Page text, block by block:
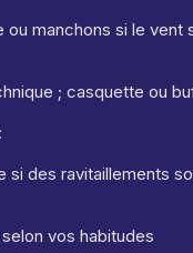
manchons si le vent
; casquette ou
si des ravitaillements
vos habitudes